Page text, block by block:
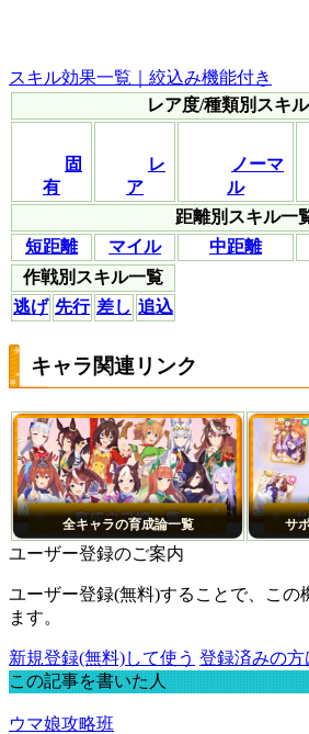
スキル効果一覧｜絞込み機能付き
レア度/種類別スキ
固
有
レ
ア
ノーマ
ル
距離別スキル一
短距離
マイル 中距離
作戦別スキル一覧
逃げ 先行 差し 追込
キャラ関連リンク
全キャラの育成論一覧 サ
ユーザー登録のご案内
ユーザー登録(無料)することで、この
ます。
新規登録(無料)して使う 登録済みの方
この記事を書いた人
ウマ娘攻略班